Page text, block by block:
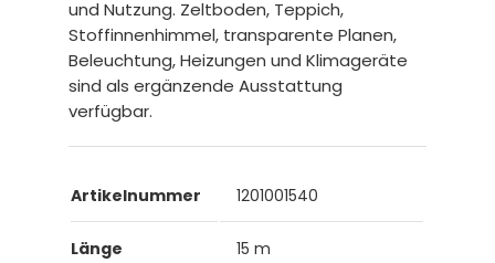
und Nutzung. Zeltboden, Teppich,
Stoffinnenhimmel, transparente Planen,
Beleuchtung, Heizungen und Klimageräte
sind als ergänzende Ausstattung
verfügbar.
Artikelnummer 1201001540
Länge 15 m